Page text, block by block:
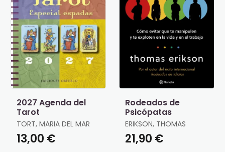
2027 Agenda del
Tarot
TORT, MARIA DEL MAR
13,00 €
Rodeados de
Psicópatas
ERIKSON, THOMAS
21,90 €